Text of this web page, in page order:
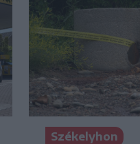
Székelyhon